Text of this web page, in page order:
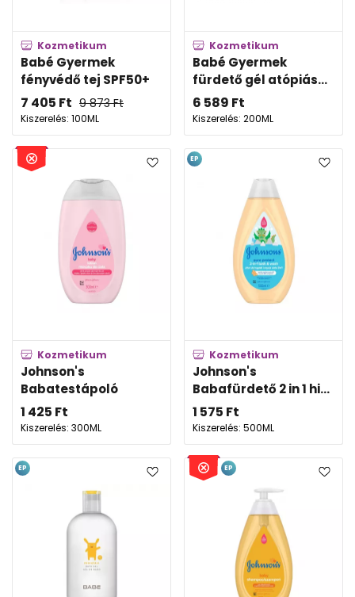
Kozmetikum
Babé Gyermek
fényvédő tej SPF50+
7 405 Ft 9 873Ft
Kiszerelés: 100ML
Kozmetikum
Babé Gyermek
fürdető gél atópiás...
6 589 Ft
Kiszerelés: 200ML
Kozmetikum
Johnson's
Babatestápoló
1 425 Ft
Kiszerelés: 300ML
Kozmetikum
Johnson's
Babafürdető 2 in 1 hi...
1 575 Ft
Kiszerelés: 500ML
EP
EP EP